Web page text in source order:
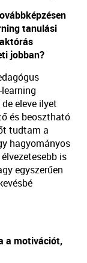
tanulási
jobban?
eleve ilyet
és beosztható
tudtam a
hagyományos
is
egyszerűen
a motivációt,